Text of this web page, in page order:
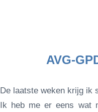
AVG-
De laatste weken krijg ik
Ik heb me er eens wat